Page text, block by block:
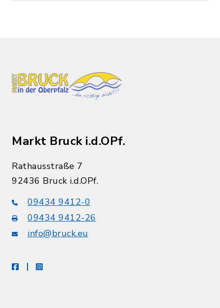
Markt Bruck i.d.OPf.
Rathausstraße 7
92436 Bruck i.d.OPf.
09434 9412-0
09434 9412-26
info@bruck.eu
facebookinstagram